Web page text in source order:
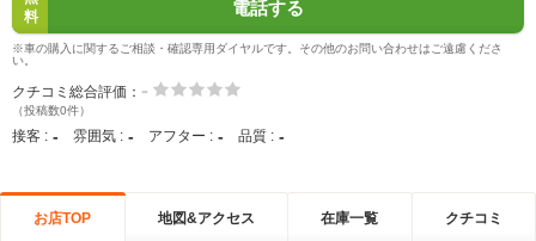
料
電話する
※車の購入に関するご相談・確認専用ダイヤルです。その他のお問い合わせはご遠慮くださ
い。
クチコミ総合評価： -
（投稿数0件）
接客 : - 雰囲気 : - アフター : - 品質 : -
お店TOP 地図&アクセス 在庫一覧 クチコミ